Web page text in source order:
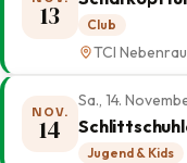
13 Club
TCI
NOV.
14
Sa., 14.
Jugend & Kids